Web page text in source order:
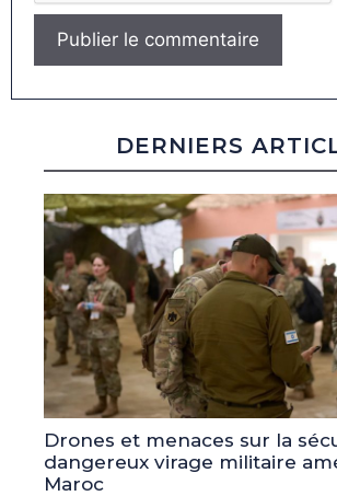
DERNIERS
Drones et menaces sur la
dangereux virage militaire
Maroc